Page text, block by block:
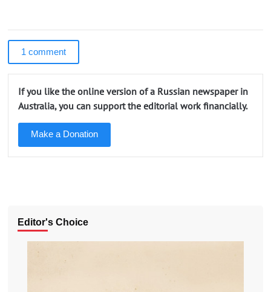
1 comment
If you like the online version of a Russian newspaper in
Australia, you can support the editorial work financially.
Make a Donation
Editor's Choice